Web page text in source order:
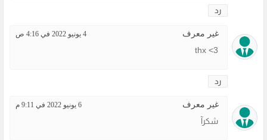
رد
غير معرف 4 يونيو 2022 في 4:16 ص
thx <3
رد
غير معرف 6 يونيو 2022 في 9:11 م
شكرآ